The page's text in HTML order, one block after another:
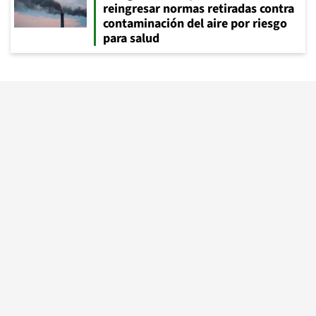
reingresar normas retiradas contra
contaminación del aire por riesgo
para salud